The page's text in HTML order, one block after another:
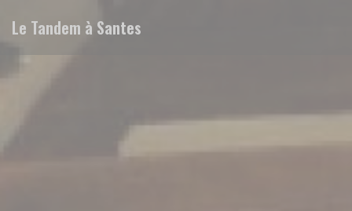
Le Tandem à Santes